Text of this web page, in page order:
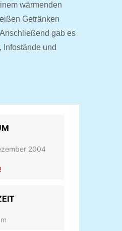
wärmenden
Getränken
gab es
Infostände und
2004